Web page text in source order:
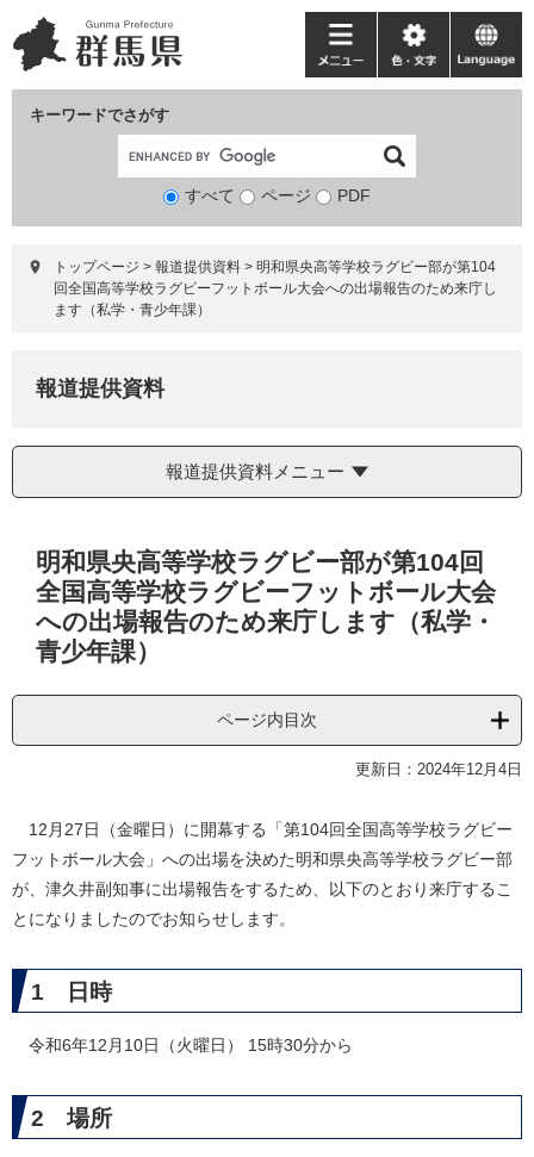
ー
ジ
ニ
ュ
て
キーワードでさがす
検
象
すべて ページ PDF
メ
ニ
ー
色・
文
language
トップページ > 報道提供資料 > 明和県央高等学校ラグビー部が第104
回全国高等学校ラグビーフットボール大会への出場報告のため来庁し
ます（私学・青少年課）
報道提供資料
報道提供資料メニュー
明和県央高等学校ラグビー部が第104回
全国高等学校ラグビーフットボール大会
への出場報告のため来庁します（私学・
青少年課）
ページ内目次
更新日：2024年12月4日
12月27日（金曜日）に開幕する「第104回全国高等学校ラグビー
フットボール大会」への出場を決めた明和県央高等学校ラグビー部
が、津久井副知事に出場報告をするため、以下のとおり来庁するこ
とになりましたのでお知らせします。
1 日時
令和6年12月10日（火曜日） 15時30分から
2 場所